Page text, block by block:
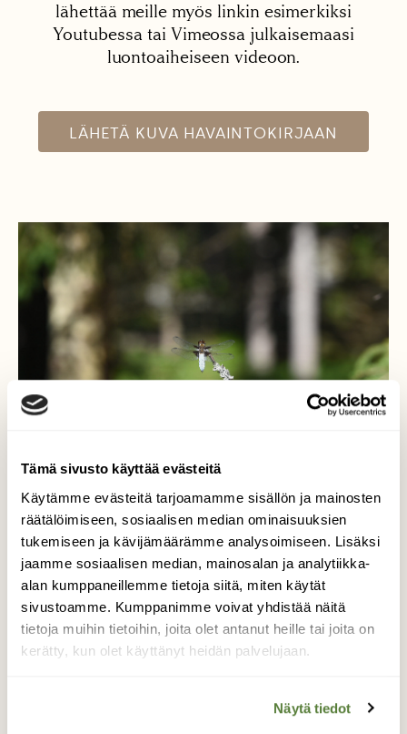
Tämä sivusto käyttää evästeitä
Käytämme evästeitä tarjoamamme sisällön ja mainosten
räätälöimiseen, sosiaalisen median ominaisuuksien
tukemiseen ja kävijämäärämme analysoimiseen. Lisäksi
jaamme sosiaalisen median, mainosalan ja analytiikka-
alan kumppaneillemme tietoja siitä, miten käytät
sivustoamme. Kumppanimme voivat yhdistää näitä
tietoja muihin tietoihin, joita olet antanut heille tai joita on
kerätty, kun olet käyttänyt heidän palvelujaan.
Näytä tiedot
lähettää meille myös linkin esimerkiksi
Youtubessa tai Vimeossa julkaisemaasi
luontoaiheiseen videoon.
LÄHETÄ KUVA HAVAINTOKIRJAAN
Metsässä
Litteähukankorento paistatteli päivää ja
hakeutui valoon kuusivaltaisessa
metsikössä.